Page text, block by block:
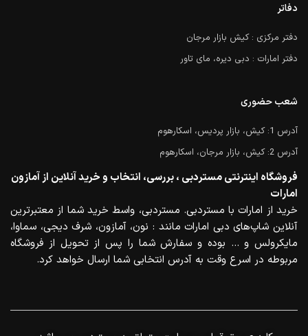
دفاتر
دفتر مرکزی : کیش بازار مرجان
دفتر امارات : دبی دیره، مای تاور
شعب حضوری
آدرس 1: کیش، بازار پردیس، اسکارهوم
آدرس 2: کیش، بازار مرجان، اسکارهوم
فروشگاه اینترنتی مستردبی ، بررسی، انتخاب و خرید آنلاین از آمازون
امارات
خرید از امارات با مستردبی. مستردبی، واسط خرید شما از معتبرترین
آنلاین شاپ‌های دبی امارات مانند : نون، آمازون، شرف دیجی، سماوا،
مایکرولس و … بوده و سفارش شما را پس از تحویل از فروشگاه
مربوطه در اسرع وقت به آدرس انتخابی شما ارسال خواهد کرد.